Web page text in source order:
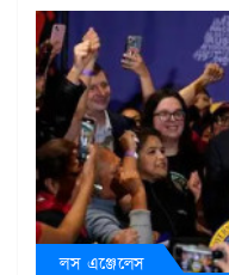
লস এঞ্জেলেস